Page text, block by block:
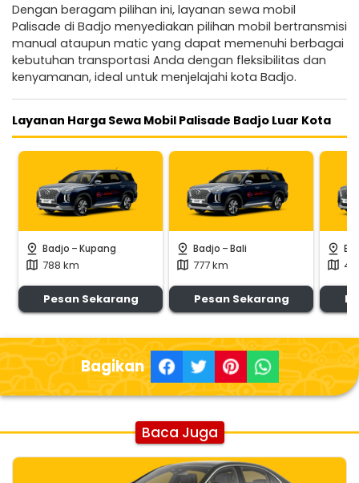
Dengan beragam pilihan ini, layanan sewa mobil
Palisade di Badjo menyediakan pilihan mobil bertransmisi
manual ataupun matic yang dapat memenuhi berbagai
kebutuhan transportasi Anda dengan fleksibilitas dan
kenyamanan, ideal untuk menjelajahi kota Badjo.
Layanan Harga Sewa Mobil Palisade Badjo Luar Kota
pin_drop Badjo -Kupang
map 788 km
Pesan Sekarang
pin_drop Badjo -Bali
map 777 km
Pesan Sekarang
pin_drop
map
Bagikan
Baca Juga